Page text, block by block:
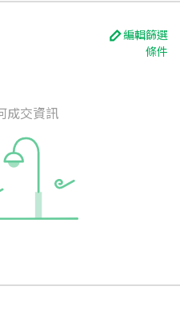
編輯篩選
條件
成交資訊